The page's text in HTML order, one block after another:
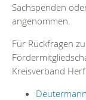
Sachspenden
angenommen.
Für Rückfragen
Kreisverband